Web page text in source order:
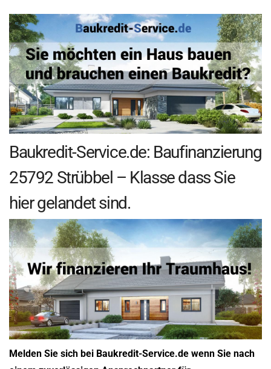
Baukredit-Service.de: Baufinanzierung
25792 Strübbel – Klasse dass Sie
hier gelandet sind.
Melden Sie sich bei Baukredit-Service.de wenn Sie nach